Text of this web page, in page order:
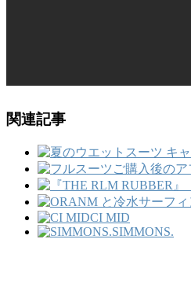
関連記事
CI MID
SIMMONS.